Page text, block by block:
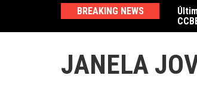
o
BREAKING NEWS
JANELA